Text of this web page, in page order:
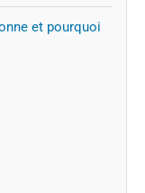
et pourquoi